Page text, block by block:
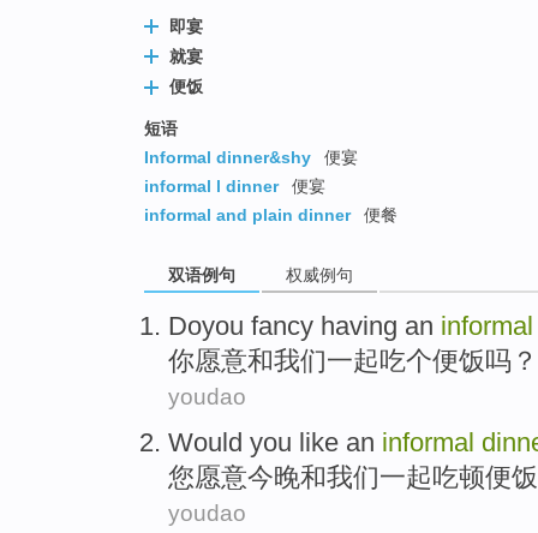
即宴
就宴
便饭
短语
Informal dinner&shy
便宴
informal l dinner
便宴
informal and plain dinner
便餐
双语例句 权威例句
Doyou fancy having an informal
你愿意和我们一起吃个便饭吗？
youdao
Would you like an informal
您愿意今晚和我们一起吃顿便饭
youdao